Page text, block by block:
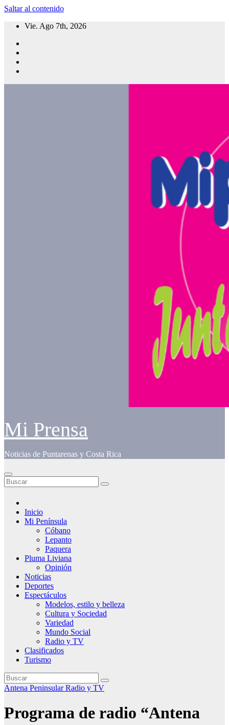
Saltar al contenido
Vie. Ago 7th, 2026
Mi Prensa
Noticias de Puntarenas y Costa Rica
Inicio
Mi Península
Cóbano
Lepanto
Paquera
Pluma Liviana
Opinión
Noticias
Deportes
Espectáculos
Modelos, estilo y belleza
Cultura y Sociedad
Variedad
Mundo Social
Radio y TV
Clasificados
Turismo
Antena PeninsularRadio y TV
Programa de radio “Antena